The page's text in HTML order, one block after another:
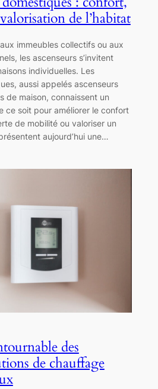
de l’habitat
immeubles collectifs ou aux
les ascenseurs s’invitent
individuelles. Les
aussi appelés ascenseurs
de maison, connaissent un
ce soit pour améliorer le confort
de mobilité ou valoriser un
aujourd’hui une…
des
de chauffage